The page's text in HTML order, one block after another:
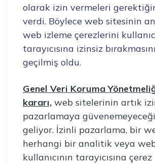
olarak izin vermeleri
verdi. Böylece web sitesinin
web izleme çerezlerini
tarayıcısına izinsiz
geçilmiş oldu.
Genel Veri Koruma
kararı, web sitelerinin artık
pazarlamaya
geliyor. İzinli pazarlama, bir
herhangi bir analitik veya
kullanıcının tarayıcısına çerez